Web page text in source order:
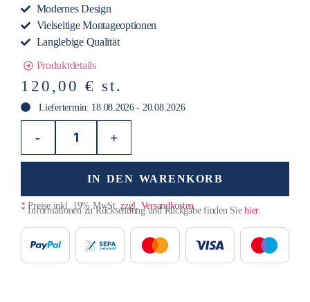
Modernes Design
Vielseitige Montageoptionen
Langlebige Qualität
Produktdetails
120,00 € st.
Liefertermin: 18.08.2026 - 20.08.2026
- +
IN DEN WARENKORB
* Preise inkl. 19% MwSt.zzgl. Versandkosten
* Informationen zu Rücksendung und Rückgabe finden Siehier.